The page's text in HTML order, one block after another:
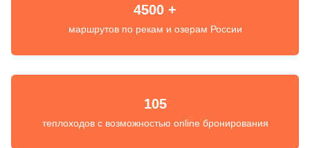
4500 +
маршрутов по рекам и озерам России
105
теплоходов с возможностью online бронирования